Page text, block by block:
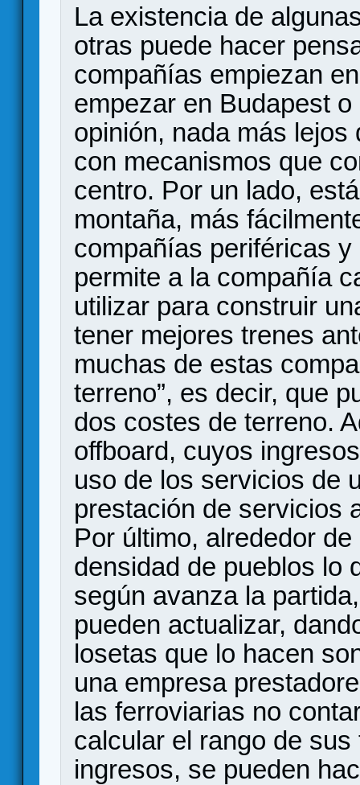
La existencia de
otras puede hacer
compañías empiezan
empezar en Budapest
opinión, nada más
con mecanismos que
centro. Por un lado,
montaña, más
compañías periféricas
permite a la compañía
utilizar para construir
tener mejores trenes
muchas de estas
terreno”, es decir, que
dos costes de terreno.
offboard, cuyos
uso de los servicios de
prestación de servicios
Por último, alrededor
densidad de pueblos lo
según avanza la
pueden actualizar,
losetas que lo hacen
una empresa
las ferroviarias no
calcular el rango de
ingresos, se pueden